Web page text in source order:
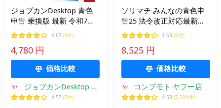
ジョブカンDesktop 青色
申告 乗換版 最新 令和7年
2026年 確定申告対応 ≪初
心者でも簡単！最大65万
円控除≫ インボイス/電子
帳簿保存 公式
4.67 (9件)
4,780 円
価格比較
ジョブカンDesktop ヤ
フー店
4.57 (7件)
ソリマチ みんなの青色申
告25 法令改正対応最新版
(対応OS:その他) メーカー
在庫品
4.63 (8件)
8,525 円
価格比較
コンプモト ヤフー店
4.53 (7,304件)